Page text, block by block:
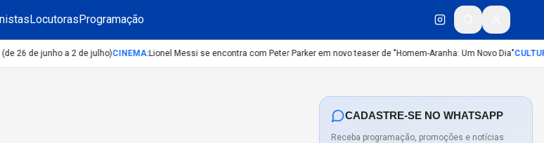
LocutorasProgramação
26 de junho a 2 de julho)CINEMA:Lionel Messi se encontra com Peter Parker em novo teaser de "Homem-Aranha: Um Novo Dia"CULTURA
CADASTRE-SE NO WHATSAPP
Receba programação, promoções e notícias